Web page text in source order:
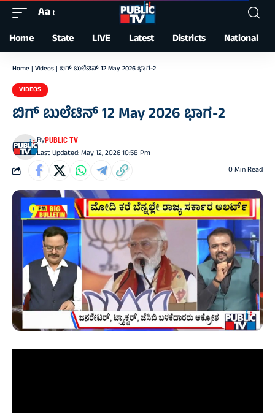
Font
Resizer
Aa
Home State LIVE Latest Districts National
Home | Videos | ಬಿಗ್‌ ಬುಲೆಟಿನ್‌ 12 May 2026 ಭಾಗ-2
VIDEOS
ಬಿಗ್‌ ಬುಲೆಟಿನ್‌ 12 May 2026 ಭಾಗ-2
Last Updated: May 12, 2026 10:58 Pm
ByPUBLIC TV
0 Min Read